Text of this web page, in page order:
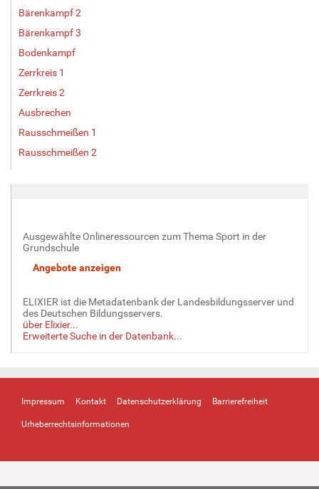
Bärenkampf 2
Bärenkampf 3
Bodenkampf
Zerrkreis 1
Zerrkreis 2
Ausbrechen
Rausschmeißen 1
Rausschmeißen 2
Ausgewählte Onlineressourcen zum Thema Sport in der
Grundschule
ELIXIER ist die Metadatenbank der Landesbildungsserver und
des Deutschen Bildungsservers.
über Elixier...
Erweiterte Suche in der Datenbank...
Impressum Kontakt Datenschutzerklärung Barrierefreiheit
Urheberrechtsinformationen